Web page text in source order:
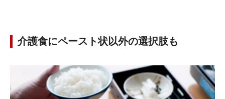
介護食にペースト状以外の選択肢も